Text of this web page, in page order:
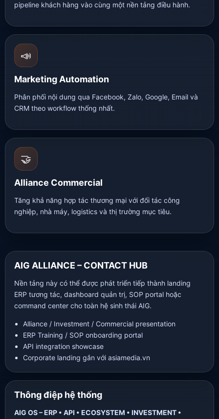
pipeline khách hàng vào cùng một nền tảng điều hành.
📣
Marketing Automation
Phân phối nội dung qua Facebook, Zalo, Google, Email và
CRM theo workflow thống nhất.
🤝
Alliance Commercial
Tăng khả năng hợp tác thương mại với đối tác công
nghiệp, nhà máy, logistics và thị trường mục tiêu.
AIG ALLIANCE – CONTACT HUB
Nền tảng này có thể được phát triển tiếp thành landing
ERP tương tác, dashboard quản trị, SOP portal hoặc
command center cho toàn hệ sinh thái AIG.
Alliance / Investment / Commercial presentation
ERP Training / SOP onboarding portal
API integration showcase
Corporate landing gắn với asiamedia.vn
Thông điệp hệ thống
AIG OS – ERP • API • ECOSYSTEM • INVESTMENT •